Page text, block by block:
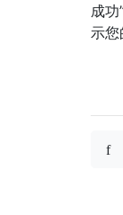
成
示您